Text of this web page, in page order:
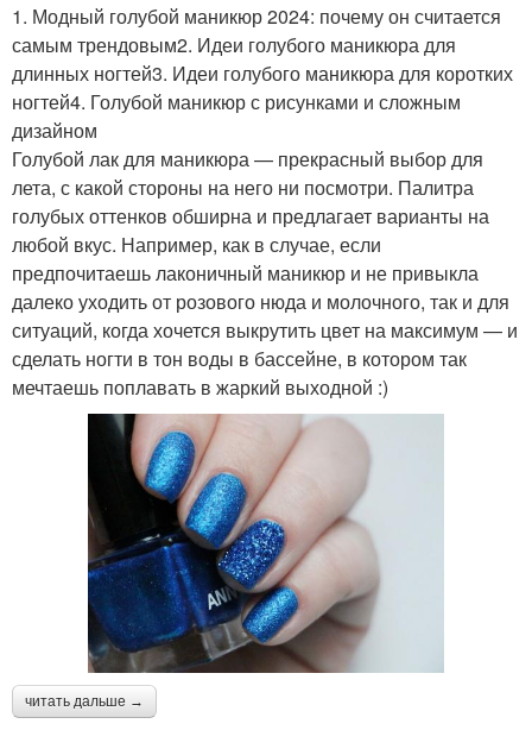
1. Модный голубой маникюр 2024: почему он считается
самым трендовым2. Идеи голубого маникюра для
длинных ногтей3. Идеи голубого маникюра для коротких
ногтей4. Голубой маникюр с рисунками и сложным
дизайном
Голубой лак для маникюра — прекрасный выбор для
лета, с какой стороны на него ни посмотри. Палитра
голубых оттенков обширна и предлагает варианты на
любой вкус. Например, как в случае, если
предпочитаешь лаконичный маникюр и не привыкла
далеко уходить от розового нюда и молочного, так и для
ситуаций, когда хочется выкрутить цвет на максимум — и
сделать ногти в тон воды в бассейне, в котором так
мечтаешь поплавать в жаркий выходной :)
читать дальше →